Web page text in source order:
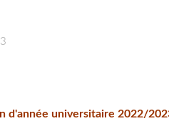
d'année universitaire 2022/